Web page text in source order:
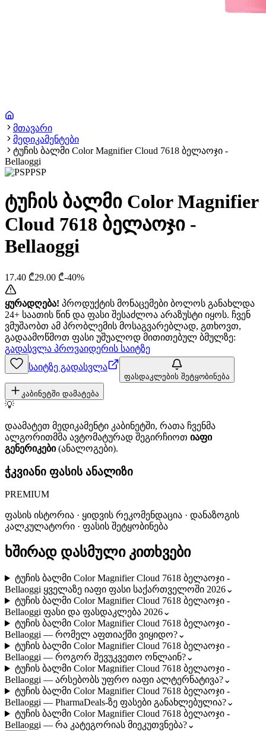
მთავარი
მედიკამენტები
ტუჩის ბალმი Color Magnifier Cloud 7618 ბელაოჯი -
Bellaoggi
PSP
ტუჩის ბალმი Color Magnifier
Cloud 7618 ბელაოჯი -
Bellaoggi
17.40 ₾29.00 ₾-40%
ყურადღება! პროდუქტის მონაცემები ბოლოს განახლდა
24+ საათის წინ და ფასი შესაძლოა არაზუსტი იყოს. ჩვენ
ვმუშაობთ ამ პრობლემის მოსაგვარებლად, გთხოვთ,
გადაამოწმოთ ფასი უშუალოდ მითითებულ ბმულზე:
გადასვლა პროვაიდერის საიტზე
საიტზე გადასვლა
ფასდაკლების შეტყობინება
კაბინეტში დამატება
💡
დაამატეთ მედიკამენტი კაბინეტში, რათა ჩვენმა
ალგორითმმა ავტომატურად შეგირჩიოთ იაფი
გენერიკები(ანალოგები).
ჭკვიანი ფასის ანალიზი
PREMIUM
ფასის ისტორია · ყიდვის რეკომენდაცია · დანაზოგის
კალკულატორი · ფასის შეტყობინება
ხშირად დასმული კითხვები
ტუჩის ბალმი Color Magnifier Cloud 7618 ბელაოჯი -
Bellaoggi ყველაზე იაფი ფასი საქართველოში 2026⌄
ტუჩის ბალმი Color Magnifier Cloud 7618 ბელაოჯი -
Bellaoggi ფასი და ფასდაკლება 2026⌄
ტუჩის ბალმი Color Magnifier Cloud 7618 ბელაოჯი -
Bellaoggi — რომელ აფთიაქში ვიყიდო?⌄
ტუჩის ბალმი Color Magnifier Cloud 7618 ბელაოჯი -
Bellaoggi — როგორ შევუკვეთო ონლაინ?⌄
ტუჩის ბალმი Color Magnifier Cloud 7618 ბელაოჯი -
Bellaoggi — არსებობს უფრო იაფი ალტერნატივა?⌄
ტუჩის ბალმი Color Magnifier Cloud 7618 ბელაოჯი -
Bellaoggi — PharmaDeals-ზე ფასები განახლებულია?⌄
ტუჩის ბალმი Color Magnifier Cloud 7618 ბელაოჯი -
Bellaoggi — რა კატეგორიას მიეკუთვნება?⌄